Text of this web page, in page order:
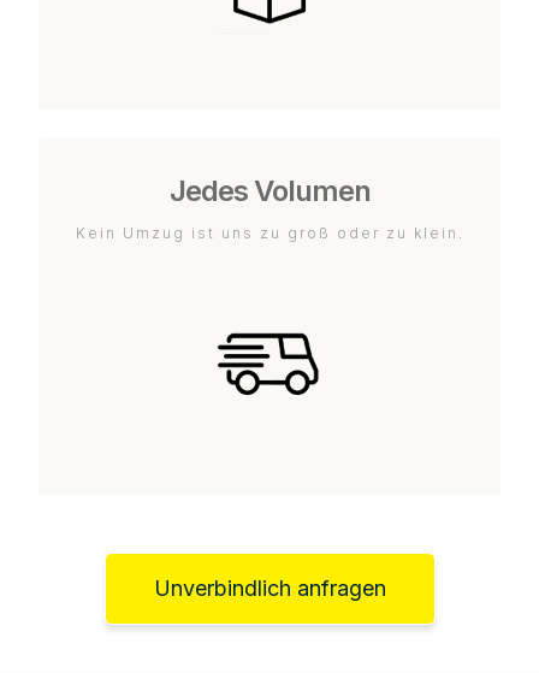
Jedes Volumen
Kein Umzug ist uns zu groß oder zu klein.
Unverbindlich anfragen